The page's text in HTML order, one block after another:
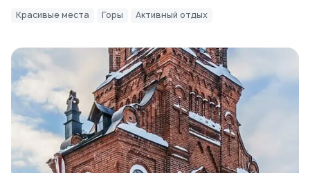
Красивые места Горы Активный отдых